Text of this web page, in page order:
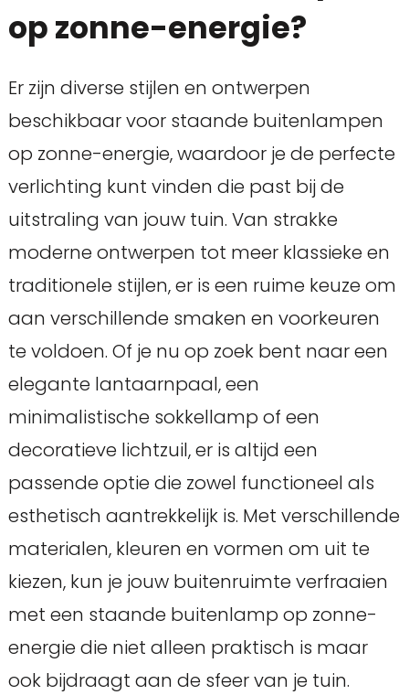
op zonne-energie?
Er zijn diverse stijlen en ontwerpen
beschikbaar voor staande buitenlampen
op zonne-energie, waardoor je de perfecte
verlichting kunt vinden die past bij de
uitstraling van jouw tuin. Van strakke
moderne ontwerpen tot meer klassieke en
traditionele stijlen, er is een ruime keuze om
aan verschillende smaken en voorkeuren
te voldoen. Of je nu op zoek bent naar een
elegante lantaarnpaal, een
minimalistische sokkellamp of een
decoratieve lichtzuil, er is altijd een
passende optie die zowel functioneel als
esthetisch aantrekkelijk is. Met verschillende
materialen, kleuren en vormen om uit te
kiezen, kun je jouw buitenruimte verfraaien
met een staande buitenlamp op zonne-
energie die niet alleen praktisch is maar
ook bijdraagt aan de sfeer van je tuin.